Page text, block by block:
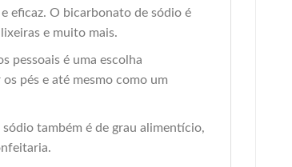
eficaz. O bicarbonato de sódio é
e muito mais.
pessoais é uma escolha
pés e até mesmo como um
também é de grau alimentício,